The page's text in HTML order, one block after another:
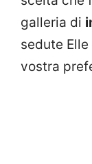
galleria di
sedute
vostra